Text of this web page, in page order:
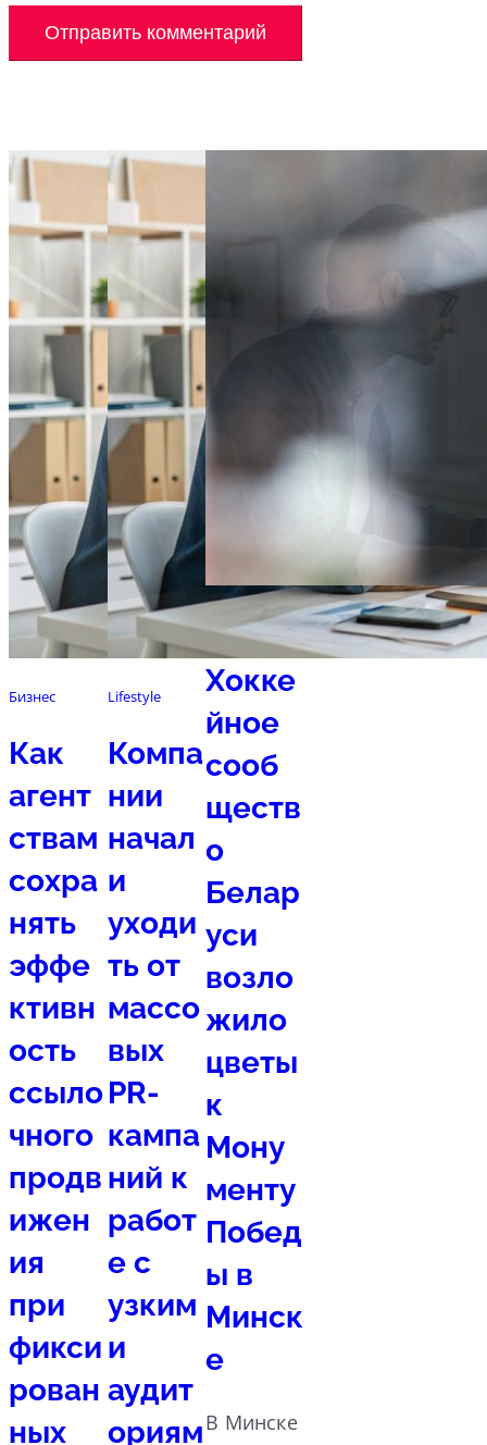
Бизнес
Как
агент
ствам
сохра
нять
эффе
ктивн
ость
ссыло
чного
продв
ижен
ия
при
фикси
рован
ных
Lifestyle
Компа
нии
начал
и
уходи
ть от
массо
вых
PR-
кампа
ний к
работ
е с
узким
и
аудит
ориям
Спорт
Хокке
йное
сооб
ществ
о
Белар
уси
возло
жило
цветы
к
Мону
менту
Побед
ы в
Минск
е
В Минске